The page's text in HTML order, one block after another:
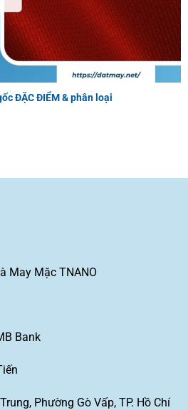
ĐẶC ĐIỂM & phân loại
May Mặc TNANO
Bank
Phường Gò Vấp, TP. Hồ Chí